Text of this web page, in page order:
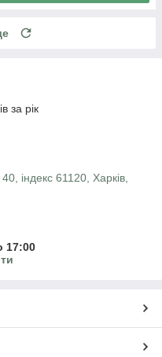
за рік
індекс 61120, Харків,
17:00